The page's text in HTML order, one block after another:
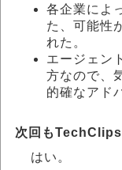
各企業によ
た、可能性
れた。
エージェン
方なので、
的確なアド
次回もTechClips
はい。